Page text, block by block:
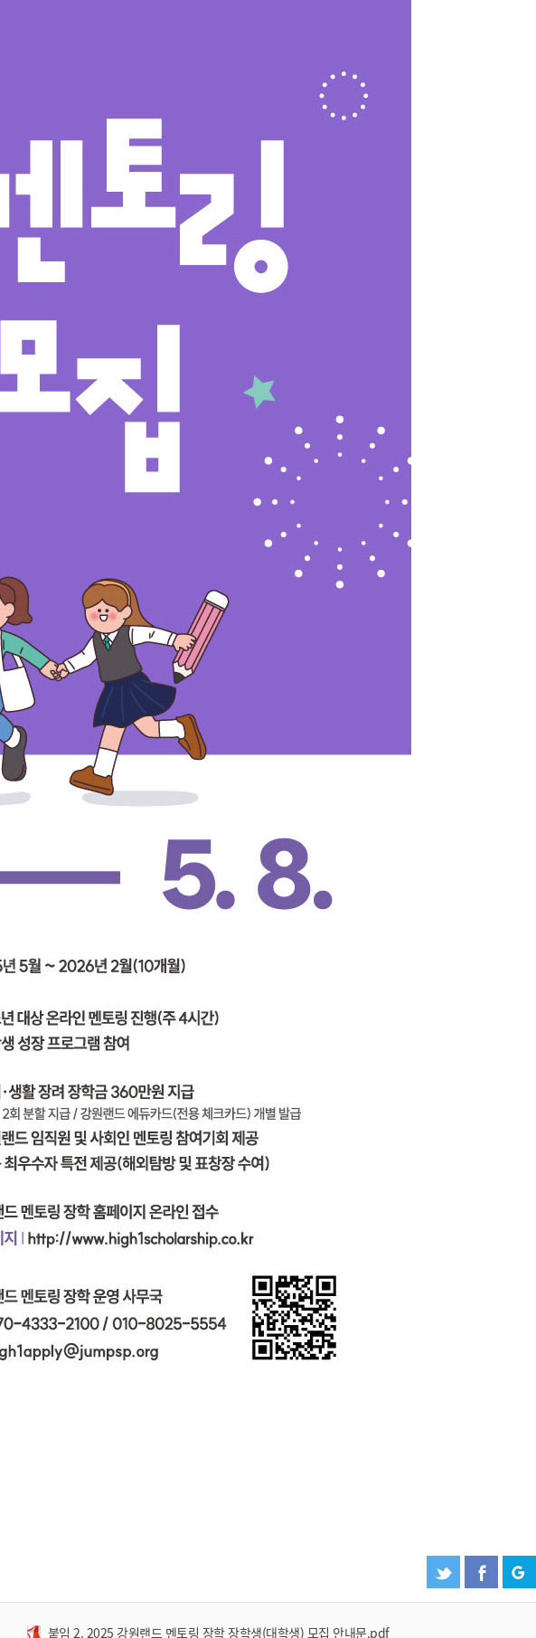
붙임 2. 2025 강원랜드 멘토링 장학 장학생(대학생) 모집 안내문.pdf